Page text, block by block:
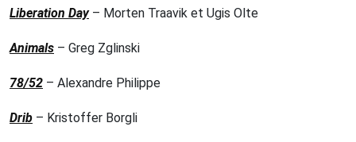
Liberation Day– Morten Traavik et Ugis Olte
Animals – Greg Zglinski
78/52 – Alexandre Philippe
Drib – Kristoffer Borgli